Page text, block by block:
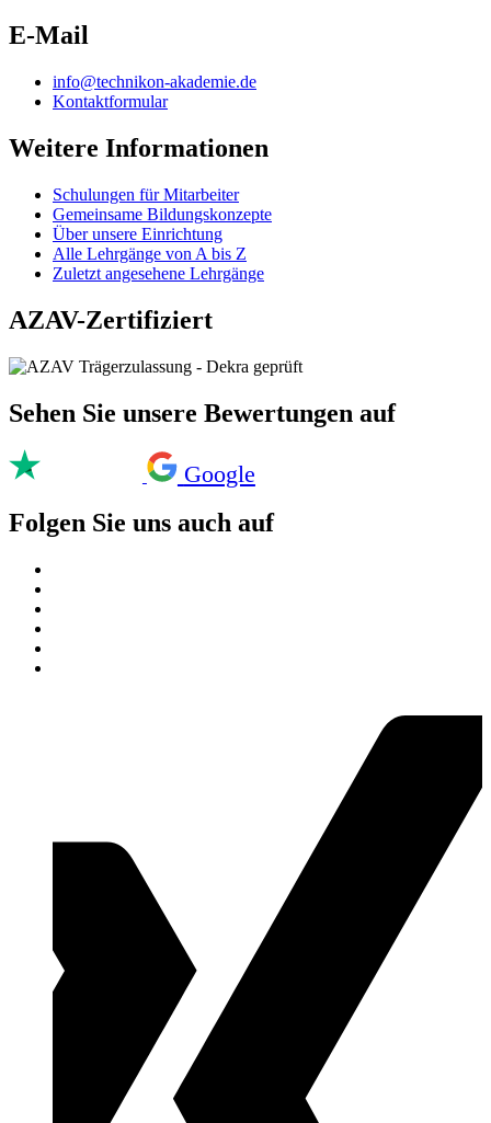
E-Mail
info@technikon-akademie.de
Kontaktformular
Weitere Informationen
Schulungen für Mitarbeiter
Gemeinsame Bildungskonzepte
Über unsere Einrichtung
Alle Lehrgänge von A bis Z
Zuletzt angesehene Lehrgänge
AZAV-Zertifiziert
Sehen Sie unsere Bewertungen auf
Google
Folgen Sie uns auch auf